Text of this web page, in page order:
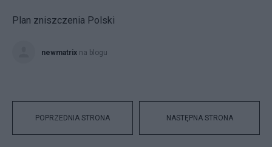
Plan zniszczenia Polski
newmatrix na blogu
POPRZEDNIA STRONA NASTĘPNA STRONA